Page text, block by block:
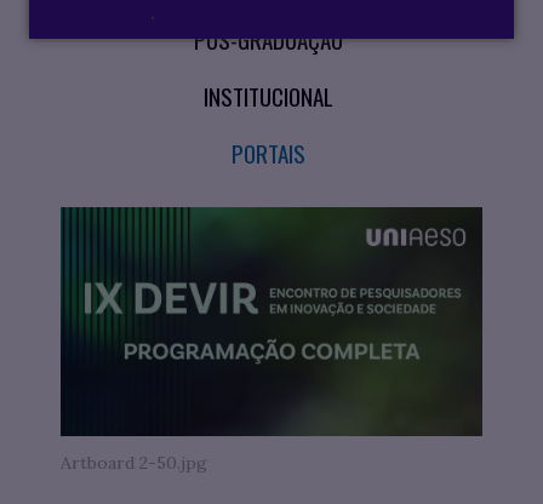
.
PÓS-GRADUAÇÃO
INSTITUCIONAL
PORTAIS
Artboard 2-50.jpg